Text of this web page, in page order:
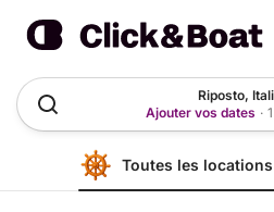
Riposto,
Ajouter vos dates ·
Toutes les locations